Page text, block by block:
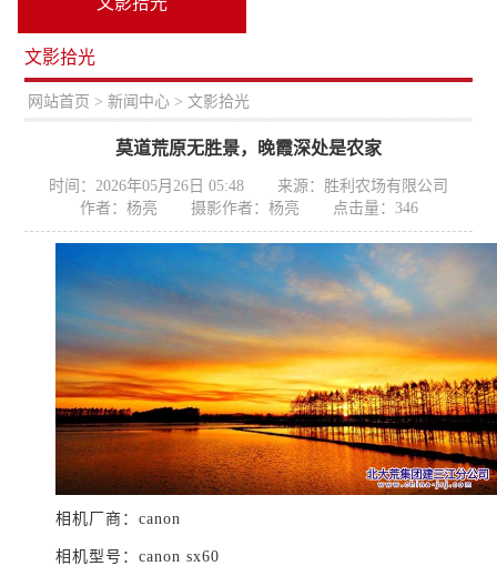
文影拾光
网站首页 > 新闻中心 > 文影拾光
莫道荒原无胜景，晚霞深处是农家
时间：2026年05月26日 05:48
来源：胜利农场有限公司
作者：杨亮
摄影作者：杨亮 点击量： 346
相机厂商：canon
相机型号：canon sx60